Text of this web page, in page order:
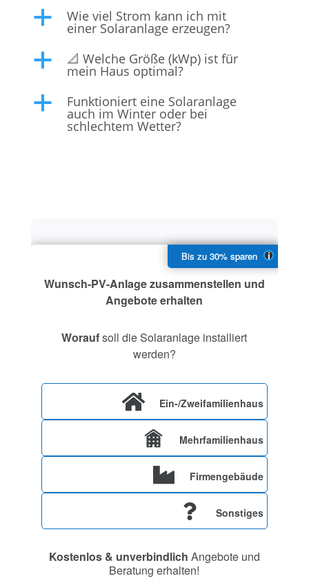
a Wie viel Strom kann ich mit
einer Solaranlage erzeugen?
a 📐 Welche Größe (kWp) ist für
mein Haus optimal?
a Funktioniert eine Solaranlage
auch im Winter oder bei
schlechtem Wetter?
Wunsch-PV-Anlage zusammenstellen und
Angebote erhalten
Woraufsoll die Solaranlage installiert
werden?
Ein-/Zweifamilienhaus
Mehrfamilienhaus
Firmengebäude
Sonstiges
Kostenlos & unverbindlich Angebote und
Beratung erhalten!